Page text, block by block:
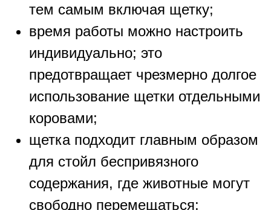
тем самым включая щетку;
время работы можно настроить
индивидуально; это
предотвращает чрезмерно долгое
использование щетки отдельными
коровами;
щетка подходит главным образом
для стойл беспривязного
содержания, где животные могут
свободно перемещаться;